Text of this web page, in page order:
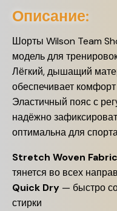
Описание:
Шорты Wilson Team
модель для
Лёгкий, дышащий
обеспечивает
Эластичный пояс с
надёжно
оптимальна для
Stretch Woven Fabric
тянется во всех
Quick Dry — быстро
стирки